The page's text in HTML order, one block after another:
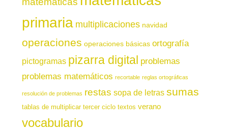
primaria multiplicaciones navidad
operaciones operaciones básicas ortografía
pictogramas pizarra digital problemas
problemas matemáticos recortable reglas ortográficas
resolución de problemas restas sopa de letras sumas
tablas de multiplicar tercer ciclo textos verano
vocabulario